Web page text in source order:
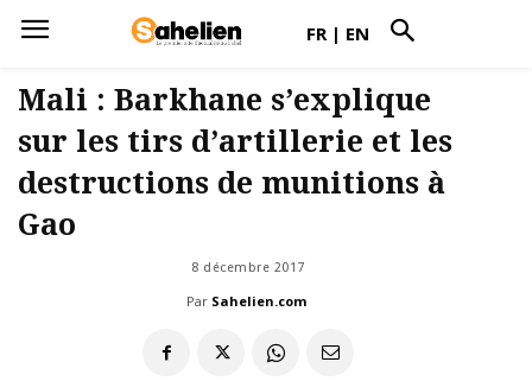
FR | EN
Mali : Barkhane s’explique
sur les tirs d’artillerie et les
destructions de munitions à
Gao
8 décembre 2017
Par Sahelien.com